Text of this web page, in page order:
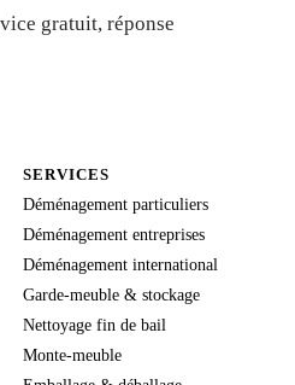
gratuit, réponse
SERVICES
Déménagement particuliers
Déménagement entreprises
Déménagement international
Garde-meuble & stockage
Nettoyage fin de bail
Monte-meuble